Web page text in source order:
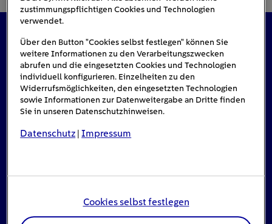
Das könnte Sie auch interessieren
#Solarenergie
zustimmungspflichtigen Cookies und Technologien
verwendet.
Über den Button "Cookies selbst festlegen" können Sie
weitere Informationen zu den Verarbeitungszwecken
abrufen und die eingesetzten Cookies und Technologien
individuell konfigurieren. Einzelheiten zu den
Widerrufsmöglichkeiten, den eingesetzten Technologien
sowie Informationen zur Datenweitergabe an Dritte finden
Sie in unseren Datenschutzhinweisen.
Datenschutz |Impressum
Cookies selbst festlegen